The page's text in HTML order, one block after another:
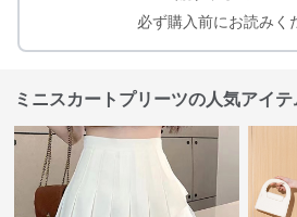
必ず購入前にお読みく
ミニスカートプリーツの人気アイテ